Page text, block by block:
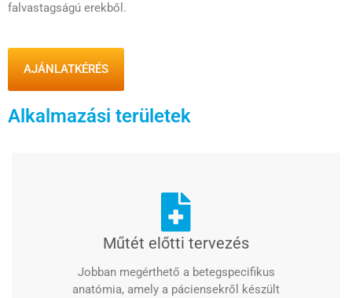
falvastagságú erekből.
AJÁNLATKÉRÉS
Alkalmazási területek
Műtét előtti tervezés
Jobban megérthető a betegspecifikus
anatómia, amely a páciensekről készült